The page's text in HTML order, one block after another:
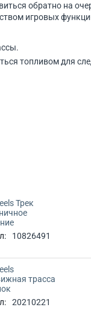
обратно на
игровых
топливом для
Трек
10826491
трасса
20210221